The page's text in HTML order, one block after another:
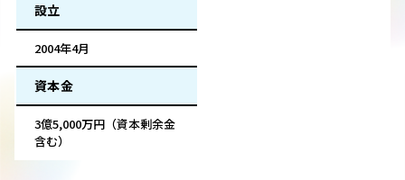
設立
2004年4月
資本金
3億5,000万円（資本剰余金
含む）